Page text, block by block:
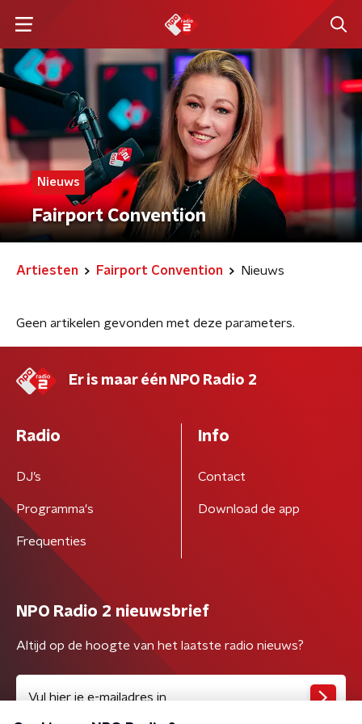
Nieuws
Fairport Convention
Artiesten Fairport Convention Nieuws
Geen artikelen gevonden met deze parameters.
Er is maar één NPO Radio 2
Radio
DJ’s
Programma's
Frequenties
Info
Contact
Download de app
NPO Radio 2 nieuwsbrief
Altijd op de hoogte van het laatste radio nieuws?